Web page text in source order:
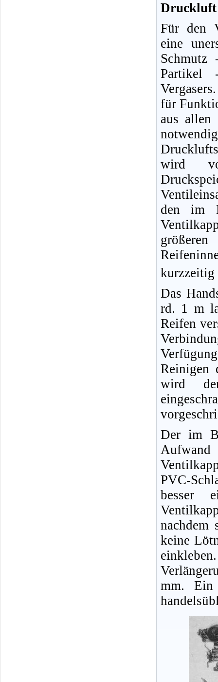
Druckluft
Für den
eine
Partikel
für
aus allen
wird
den im
kurzzeitig
Das
rd. 1 m
Reifen
Reinigen
wird
Der im
PVC-
besser
nachdem
keine
mm. Ein